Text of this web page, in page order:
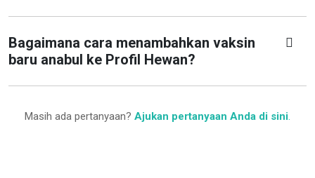
Bagaimana cara menambahkan vaksin
baru anabul ke Profil Hewan?
Masih ada pertanyaan? Ajukan pertanyaan Anda di sini.